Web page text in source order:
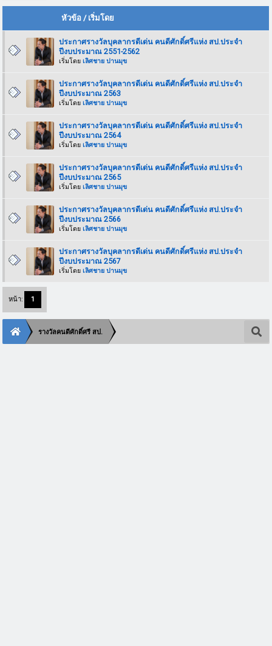
หัวข้อ/ เริ่มโดย
ประกาศรางวัลบุคลากรดีเด่น คนดีศักดิ์ศรีแห่ง สป.ประจำ
ปีงบประมาณ 2551-2562
เริ่มโดยเลิศชาย ปานมุข
ประกาศรางวัลบุคลากรดีเด่น คนดีศักดิ์ศรีแห่ง สป.ประจำ
ปีงบประมาณ 2563
เริ่มโดยเลิศชาย ปานมุข
ประกาศรางวัลบุคลากรดีเด่น คนดีศักดิ์ศรีแห่ง สป.ประจำ
ปีงบประมาณ 2564
เริ่มโดยเลิศชาย ปานมุข
ประกาศรางวัลบุคลากรดีเด่น คนดีศักดิ์ศรีแห่ง สป.ประจำ
ปีงบประมาณ 2565
เริ่มโดยเลิศชาย ปานมุข
ประกาศรางวัลบุคลากรดีเด่น คนดีศักดิ์ศรีแห่ง สป.ประจำ
ปีงบประมาณ 2566
เริ่มโดยเลิศชาย ปานมุข
ประกาศรางวัลบุคลากรดีเด่น คนดีศักดิ์ศรีแห่ง สป.ประจำ
ปีงบประมาณ 2567
เริ่มโดยเลิศชาย ปานมุข
หน้า: 1
รางวัลคนดีศักดิ์ศรี สป.